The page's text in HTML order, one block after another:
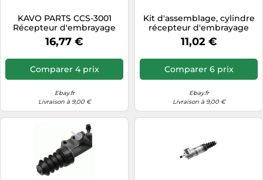
KAVO PARTS CCS-3001
Récepteur d'embrayage
16,77 €
Comparer 4 prix
Ebay.fr
Livraison à 9,00 €
Kit d'assemblage, cylindre
récepteur d'embrayage
AUTOFREN SEINSA D3-427C
11,02 €
Comparer 6 prix
Ebay.fr
Livraison à 9,00 €